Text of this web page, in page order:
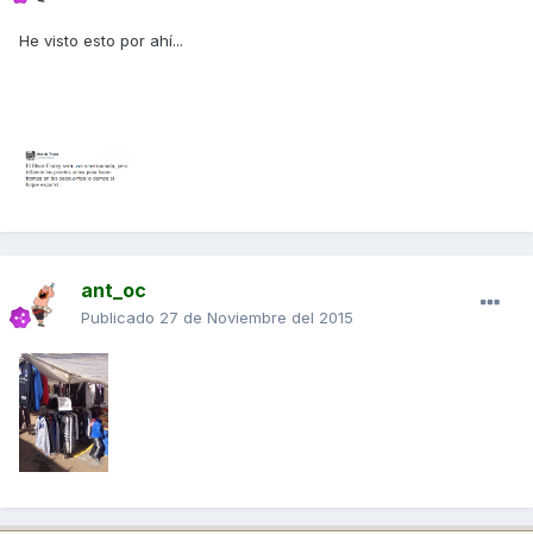
He visto esto por ahí...
ant_oc
Publicado 27 de Noviembre del 2015